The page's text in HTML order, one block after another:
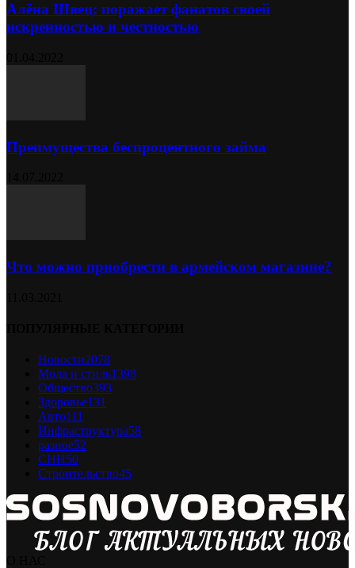
Алёна Швец: поражает фанатов своей
искренностью и честностью
Преимущества беспроцентного займа
Что можно приобрести в армейском магазине?
Новости2078
Мода и стиль1398
Общество393
Здоровье131
Авто111
Инфраструктура58
разное52
СНН50
Строительство45